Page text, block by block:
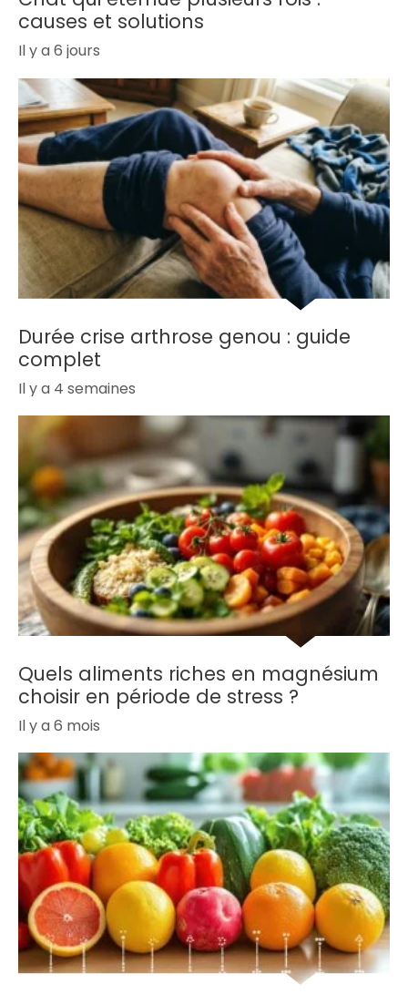
causes et solutions
Il y a 6 jours
Durée crise arthrose genou : guide
complet
Il y a 4 semaines
Quels aliments riches en magnésium
choisir en période de stress ?
Il y a 6 mois